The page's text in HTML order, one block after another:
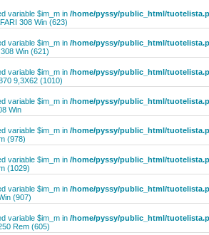
variable $im_m in /home/pyssy/public_html/
308 Win (623)
variable $im_m in /home/pyssy/public_html/
Win (621)
variable $im_m in /home/pyssy/public_html/
9,3X62 (1010)
variable $im_m in /home/pyssy/public_html/
Win
variable $im_m in /home/pyssy/public_html/
(978)
variable $im_m in /home/pyssy/public_html/
(1029)
variable $im_m in /home/pyssy/public_html/
(907)
variable $im_m in /home/pyssy/public_html/
Rem (605)